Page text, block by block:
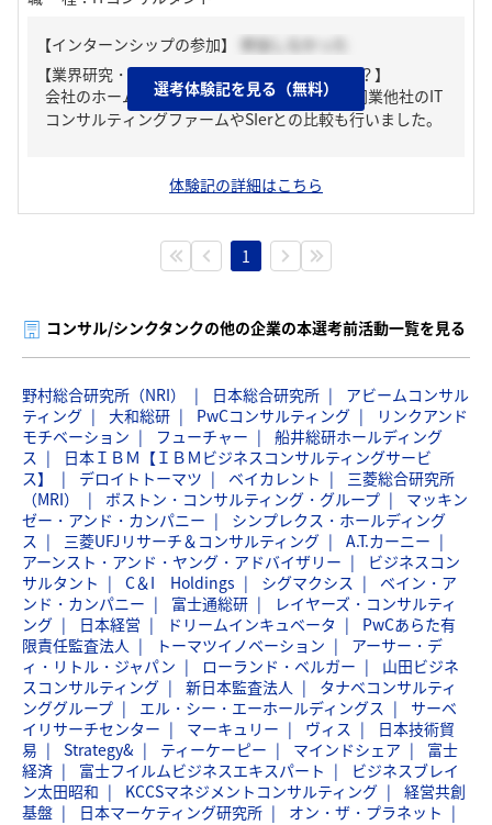
【インターンシップの参加】
参加しなかった
【業界研究・企業研究はどんな風にしましたか？】
会社のホームページを主に参考にしました。同業他社のIT
コンサルティングファームやSIerとの比較も行いました。
選考体験記を見る（無料）
体験記の詳細はこちら
1
コンサル/シンクタンクの他の企業の本選考前活動一覧を見る
野村総合研究所（NRI） 日本総合研究所
アビームコンサル
ティング
大和総研 PwCコンサルティング
リンクアンド
モチベーション
フューチャー
船井総研ホールディング
ス
日本ＩＢＭ【ＩＢＭビジネスコンサルティングサービ
ス】
デロイトトーマツ ベイカレント
三菱総合研究所
（MRI）
ボストン・コンサルティング・グループ
マッキン
ゼー・アンド・カンパニー
シンプレクス・ホールディング
ス
三菱UFJリサーチ＆コンサルティング
A.T.カーニー
アーンスト・アンド・ヤング・アドバイザリー
ビジネスコン
サルタント
C＆I Holdings シグマクシス
ベイン・ア
ンド・カンパニー
富士通総研
レイヤーズ・コンサルティ
ング
日本経営 ドリームインキュベータ
PwCあらた有
限責任監査法人
トーマツイノベーション
アーサー・デ
ィ・リトル・ジャパン
ローランド・ベルガー
山田ビジネ
スコンサルティング
新日本監査法人
タナベコンサルティ
ンググループ
エル・シー・エーホールディングス
サーベ
イリサーチセンター
マーキュリー ヴィス
日本技術貿
易
Strategy& ティーケーピー マインドシェア
富士
経済
富士フイルムビジネスエキスパート
ビジネスブレイ
ン太田昭和
KCCSマネジメントコンサルティング
経営共創
基盤
日本マーケティング研究所
オン・ザ・プラネット